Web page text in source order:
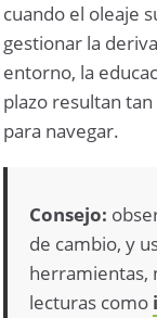
cuando el oleaje
gestionar la
entorno, la
plazo resultan
para navegar.
Consejo:
de cambio, y
herramientas,
lecturas como